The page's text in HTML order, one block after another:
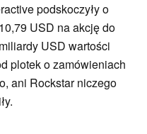
podskoczyły o
USD na akcję do
USD wartości
plotek o zamówieniach
ani Rockstar niczego